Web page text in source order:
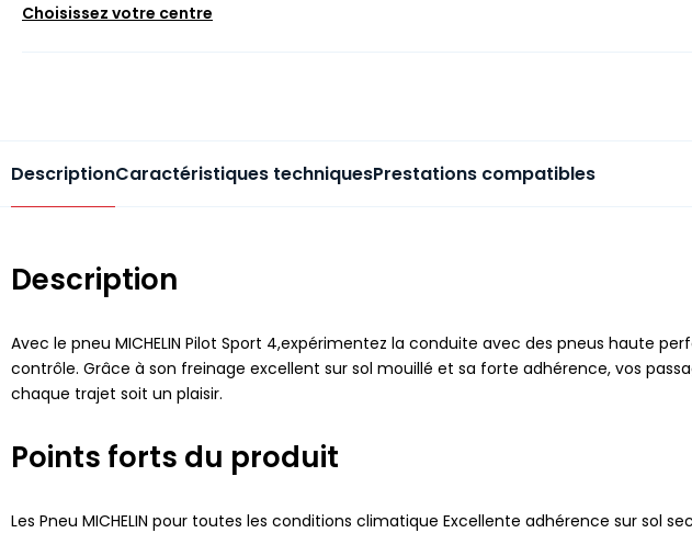
Choisissez votre centre
DescriptionCaractéristiques techniquesPrestations compatibles
Description
Avec le pneu MICHELIN Pilot Sport 4,expérimentez la conduite avec des pneus haute
contrôle. Grâce à son freinage excellent sur sol mouillé et sa forte adhérence, vos
chaque trajet soit un plaisir.
Points forts du produit
Les Pneu MICHELIN pour toutes les conditions climatique Excellente adhérence sur